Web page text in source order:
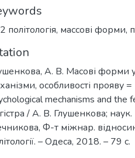
політологія, массові форми,
А. В. Масові форми
особливості прояву
mechanisms and
/ А. В. Глушенкова;
Ф-т міжнар. відносин,
– Одеса, 2018. – 79 с.